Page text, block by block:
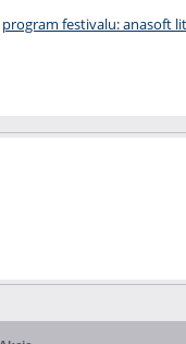
program festivalu: anasoft